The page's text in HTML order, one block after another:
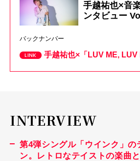
手越祐也×音
ンタビュー
バックナンバー
手越祐也×「LUV ME, LUV
INTERVIEW
第4弾シングル「ウインク」の
ン。レトロなテイストの楽曲